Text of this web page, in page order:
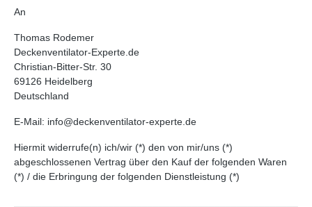
An
Thomas Rodemer
Deckenventilator-Experte.de
Christian-Bitter-Str. 30
69126 Heidelberg
Deutschland
E-Mail: info@deckenventilator-experte.de
Hiermit widerrufe(n) ich/wir (*) den von mir/uns (*)
abgeschlossenen Vertrag über den Kauf der folgenden Waren
(*) / die Erbringung der folgenden Dienstleistung (*)